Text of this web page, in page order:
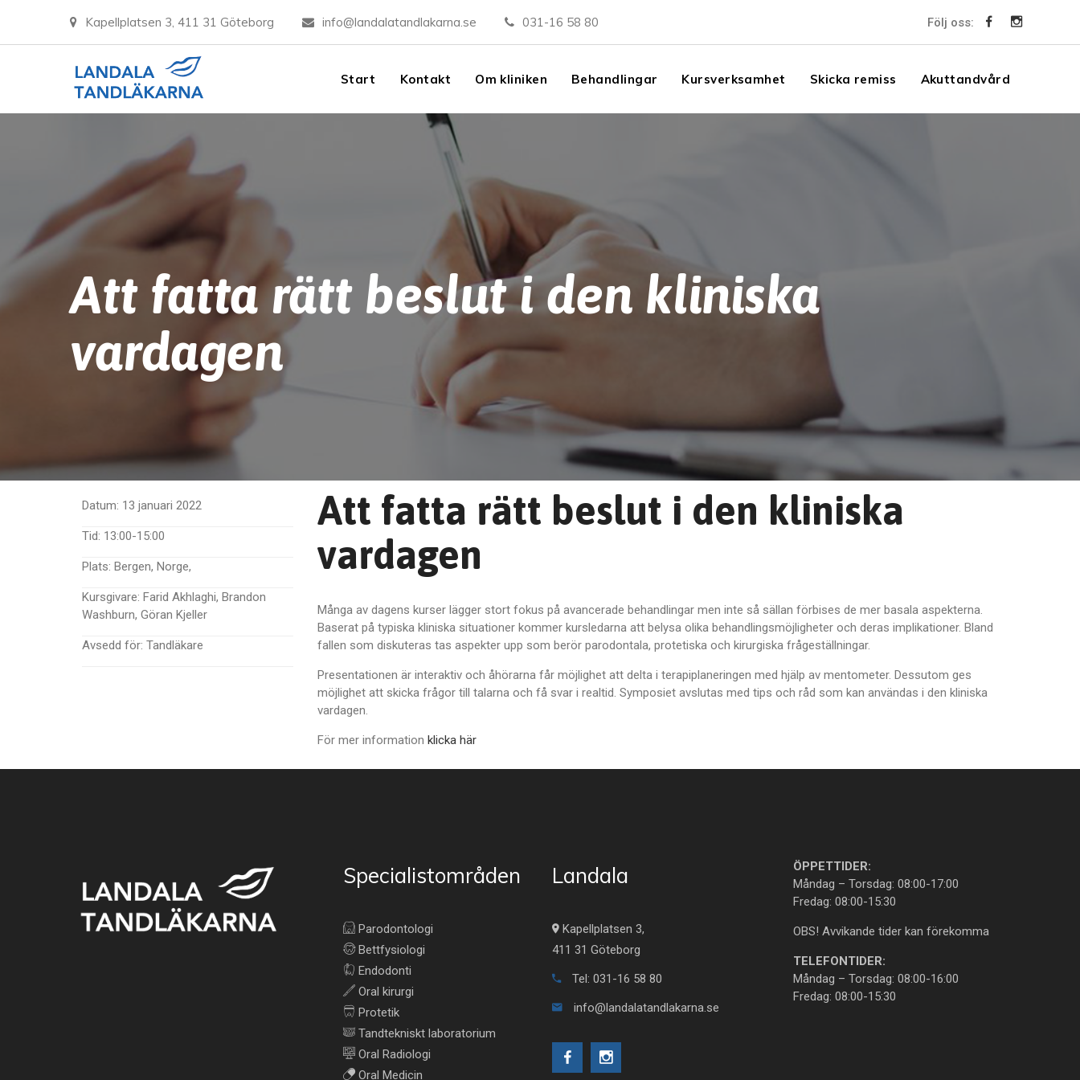
Kapellplatsen 3, 411 31 Göteborg info@landalatandlakarna.se 031-16 58 80 Följ oss:
Start Kontakt Om kliniken Behandlingar Kursverksamhet Skicka remiss Akuttandvård
Att fatta rätt beslut i den kliniska
vardagen
Datum: 13 januari 2022
Tid: 13:00-15:00
Plats: Bergen, Norge,
Kursgivare: Farid Akhlaghi, Brandon
Washburn, Göran Kjeller
Avsedd för: Tandläkare
Att fatta rätt beslut i den kliniska
vardagen
Många av dagens kurser lägger stort fokus på avancerade behandlingar men inte så sällan förbises de mer basala aspekterna.
Baserat på typiska kliniska situationer kommer kursledarna att belysa olika behandlingsmöjligheter och deras implikationer. Bland
fallen som diskuteras tas aspekter upp som berör parodontala, protetiska och kirurgiska frågeställningar.
Presentationen är interaktiv och åhörarna får möjlighet att delta i terapiplaneringen med hjälp av mentometer. Dessutom ges
möjlighet att skicka frågor till talarna och få svar i realtid. Symposiet avslutas med tips och råd som kan användas i den kliniska
vardagen.
För mer information klicka här
Specialistområden
Parodontologi
Bettfysiologi
Endodonti
Oral kirurgi
Protetik
Tandtekniskt laboratorium
Oral Radiologi
Oral Medicin
Landala
Kapellplatsen 3,
411 31 Göteborg
Tel: 031-16 58 80
info@landalatandlakarna.se
ÖPPETTIDER:
Måndag – Torsdag: 08:00-17:00
Fredag: 08:00-15:30
OBS! Avvikande tider kan förekomma
TELEFONTIDER:
Måndag – Torsdag: 08:00-16:00
Fredag: 08:00-15:30